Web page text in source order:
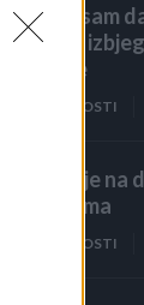
Glumila sam
kako bih
obaveze
ZANIMLJIVOSTI
Licemjerje na
sahranama
ZANIMLJIVOSTI